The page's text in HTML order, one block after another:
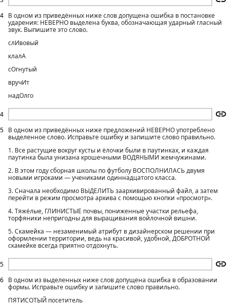
4
4
В одном из приведённых ниже слов допущена ошибка в постановке
ударения: НЕВЕРНО выделена буква, обозначающая ударный гласный
звук. Выпишите это слово.
слИвовый
клалА
сОгнутый
вручИт
надОлго
5
5
В одном из приведённых ниже предложений НЕВЕРНО употреблено
выделенное слово. Исправьте ошибку и запишите слово правильно.
1. Все растущие вокруг кусты и ёлочки были в паутинках, и каждая
паутинка была унизана крошечными ВОДЯНЫМИ жемчужинами.
2. В этом году сборная школы по футболу ВОСПОЛНИЛАСЬ двумя
новыми игроками — учениками одиннадцатого класса.
3. Сначала необходимо ВЫДЕЛИТЬ заархивированный файл, а затем
перейти в режим просмотра архива с помощью кнопки «просмотр».
4. Тяжёлые, ГЛИНИСТЫЕ почвы, пониженные участки рельефа,
торфяники непригодны для выращивания войлочной вишни.
5. Скамейка — незаменимый атрибут в дизайнерском решении при
оформлении территории, ведь на красивой, удобной, ДОБРОТНОЙ
скамейке всегда приятно отдохнуть.
6
В одном из выделенных ниже слов допущена ошибка в образовании
формы. Исправьте ошибку и запишите слово правильно.
ПЯТИСОТЫЙ посетитель